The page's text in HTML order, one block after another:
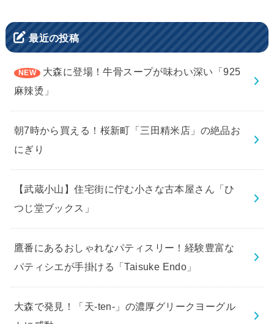
最近の投稿
大森に登場！牛骨スープが味わい深い「925
麻辣烫」
朝7時から買える！桜新町「三田精米店」の絶品お
にぎり
【武蔵小山】住宅街に佇む小さな古本屋さん「ひ
つじ堂ブックス」
鷹番にあるおしゃれなパティスリー！経験豊富な
パティシエが手掛ける「Taisuke Endo」
大森で発見！「天-ten-」の濃厚グリークヨーグル